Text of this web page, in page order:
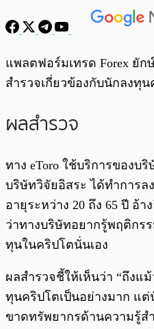
พร้อมเล่น
แพลตฟอร์มเทรด Forex ยัก
สำรวจเกี่ยวข้องกับนักลงทุน
ผลสำรวจ
ทาง eToro ใช้บริการของบริ
บริษัทวิจัยอิสระ ได้ทำการล
อายุระหว่าง 20 ถึง 65 ปี อ้า
ว่าทางบริษัทอยากรู้พฤติกร
ทุนในคริปโตนั่นเอง
ผลสำรวจชี้ให้เห็นว่า “ถึงแ
ทุนคริปโตเป็นอย่างมาก แต่
ขาดทรัพยากรด้านความรู้ส